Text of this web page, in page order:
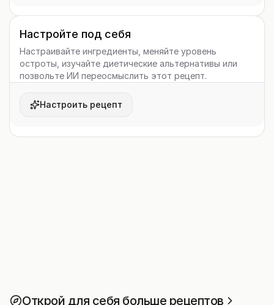
Настройте под себя
Настраивайте ингредиенты, меняйте уровень
остроты, изучайте диетические альтернативы или
позвольте ИИ переосмыслить этот рецепт.
Настроить рецепт
Открой для себя больше рецептов